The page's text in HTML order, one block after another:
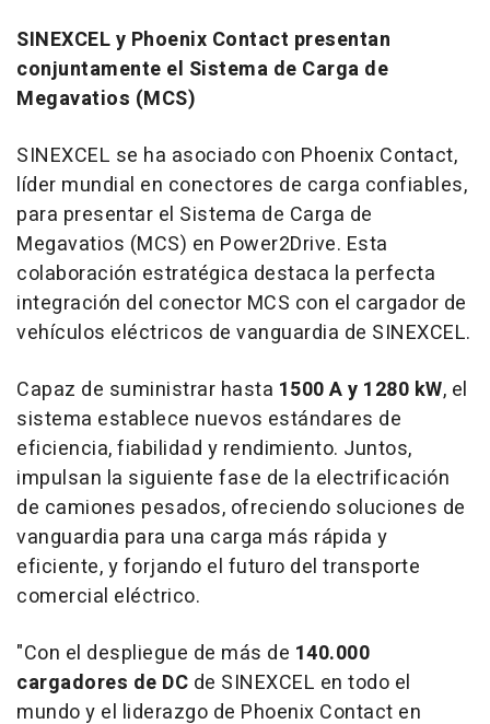
SINEXCEL y Phoenix Contact presentan
conjuntamente el Sistema de Carga de
Megavatios (MCS)
SINEXCEL se ha asociado con Phoenix Contact,
líder mundial en conectores de carga confiables,
para presentar el Sistema de Carga de
Megavatios (MCS) en Power2Drive. Esta
colaboración estratégica destaca la perfecta
integración del conector MCS con el cargador de
vehículos eléctricos de vanguardia de SINEXCEL.
Capaz de suministrar hasta 1500 A y 1280 kW, el
sistema establece nuevos estándares de
eficiencia, fiabilidad y rendimiento. Juntos,
impulsan la siguiente fase de la electrificación
de camiones pesados, ofreciendo soluciones de
vanguardia para una carga más rápida y
eficiente, y forjando el futuro del transporte
comercial eléctrico.
"Con el despliegue de más de 140.000
cargadores de DC de SINEXCEL en todo el
mundo y el liderazgo de Phoenix Contact en